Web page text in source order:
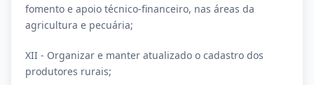
fomento e apoio técnico-financeiro, nas áreas da
agricultura e pecuária;
XII - Organizar e manter atualizado o cadastro dos
produtores rurais;